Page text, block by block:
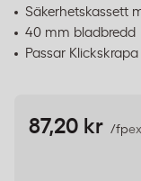
Säkerhetskassett
40 mm bladbredd
Passar
87,20 kr /fp